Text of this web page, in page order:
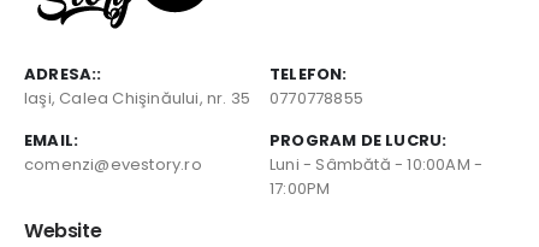
ADRESA::
Iaşi, Calea Chişinăului, nr. 35
TELEFON:
0770778855
EMAIL:
comenzi@evestory.ro
PROGRAM DE LUCRU:
Luni - Sâmbătă - 10:00AM -
17:00PM
Website